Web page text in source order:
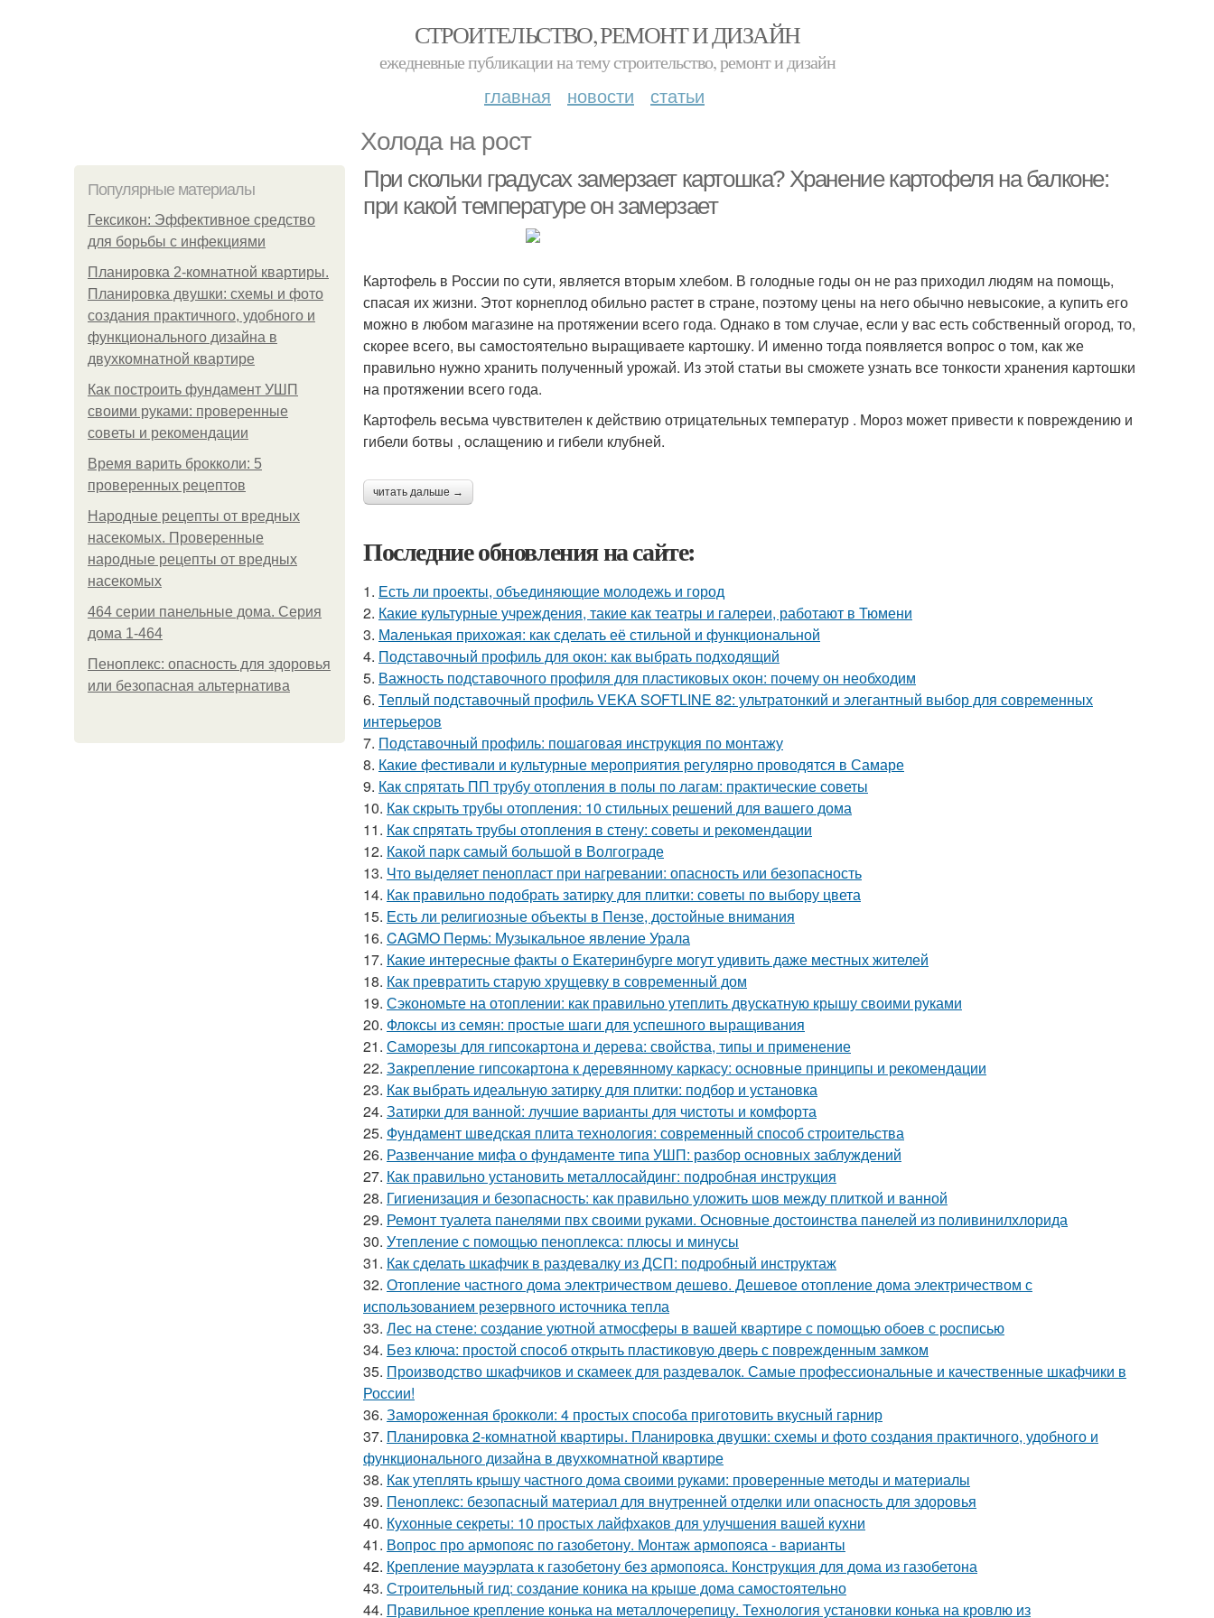
СТРОИТЕЛЬСТВО, РЕМОНТ И ДИЗАЙН
ежедневные публикации на тему строительство, ремонт и дизайн
главная новости статьи
Холода на рост
Популярные материалы
Гексикон: Эффективное средство
для борьбы с инфекциями
Планировка 2-комнатной квартиры.
Планировка двушки: схемы и фото
создания практичного, удобного и
функционального дизайна в
двухкомнатной квартире
Как построить фундамент УШП
своими руками: проверенные
советы и рекомендации
Время варить брокколи: 5
проверенных рецептов
Народные рецепты от вредных
насекомых. Проверенные
народные рецепты от вредных
насекомых
464 серии панельные дома. Серия
дома 1-464
Пеноплекс: опасность для здоровья
или безопасная альтернатива
При скольки градусах замерзает картошка? Хранение картофеля на балконе:
при какой температуре он замерзает
Картофель в России по сути, является вторым хлебом. В голодные годы он не раз приходил людям на помощь,
спасая их жизни. Этот корнеплод обильно растет в стране, поэтому цены на него обычно невысокие, а купить его
можно в любом магазине на протяжении всего года. Однако в том случае, если у вас есть собственный огород, то,
скорее всего, вы самостоятельно выращиваете картошку. И именно тогда появляется вопрос о том, как же
правильно нужно хранить полученный урожай. Из этой статьи вы сможете узнать все тонкости хранения картошки
на протяжении всего года.
Картофель весьма чувствителен к действию отрицательных температур . Мороз может привести к повреждению и
гибели бот­вы , ослащению и гибели клубней.
читать дальше →
Последние обновления на сайте:
1. Есть ли проекты, объединяющие молодежь и город
2. Какие культурные учреждения, такие как театры и галереи, работают в Тюмени
3. Маленькая прихожая: как сделать её стильной и функциональной
4. Подставочный профиль для окон: как выбрать подходящий
5. Важность подставочного профиля для пластиковых окон: почему он необходим
6. Теплый подставочный профиль VEKA SOFTLINE 82: ультратонкий и элегантный выбор для современных
интерьеров
7. Подставочный профиль: пошаговая инструкция по монтажу
8. Какие фестивали и культурные мероприятия регулярно проводятся в Самаре
9. Как спрятать ПП трубу отопления в полы по лагам: практические советы
10. Как скрыть трубы отопления: 10 стильных решений для вашего дома
11. Как спрятать трубы отопления в стену: советы и рекомендации
12. Какой парк самый большой в Волгограде
13. Что выделяет пенопласт при нагревании: опасность или безопасность
14. Как правильно подобрать затирку для плитки: советы по выбору цвета
15. Есть ли религиозные объекты в Пензе, достойные внимания
16. CAGMO Пермь: Музыкальное явление Урала
17. Какие интересные факты о Екатеринбурге могут удивить даже местных жителей
18. Как превратить старую хрущевку в современный дом
19. Сэкономьте на отоплении: как правильно утеплить двускатную крышу своими руками
20. Флоксы из семян: простые шаги для успешного выращивания
21. Саморезы для гипсокартона и дерева: свойства, типы и применение
22. Закрепление гипсокартона к деревянному каркасу: основные принципы и рекомендации
23. Как выбрать идеальную затирку для плитки: подбор и установка
24. Затирки для ванной: лучшие варианты для чистоты и комфорта
25. Фундамент шведская плита технология: современный способ строительства
26. Развенчание мифа о фундаменте типа УШП: разбор основных заблуждений
27. Как правильно установить металлосайдинг: подробная инструкция
28. Гигиенизация и безопасность: как правильно уложить шов между плиткой и ванной
29. Ремонт туалета панелями пвх своими руками. Основные достоинства панелей из поливинилхлорида
30. Утепление с помощью пеноплекса: плюсы и минусы
31. Как сделать шкафчик в раздевалку из ДСП: подробный инструктаж
32. Отопление частного дома электричеством дешево. Дешевое отопление дома электричеством с
использованием резервного источника тепла
33. Лес на стене: создание уютной атмосферы в вашей квартире с помощью обоев с росписью
34. Без ключа: простой способ открыть пластиковую дверь с поврежденным замком
35. Производство шкафчиков и скамеек для раздевалок. Самые профессиональные и качественные шкафчики в
России!
36. Замороженная брокколи: 4 простых способа приготовить вкусный гарнир
37. Планировка 2-комнатной квартиры. Планировка двушки: схемы и фото создания практичного, удобного и
функционального дизайна в двухкомнатной квартире
38. Как утеплять крышу частного дома своими руками: проверенные методы и материалы
39. Пеноплекс: безопасный материал для внутренней отделки или опасность для здоровья
40. Кухонные секреты: 10 простых лайфхаков для улучшения вашей кухни
41. Вопрос про армопояс по газобетону. Монтаж армопояса - варианты
42. Крепление мауэрлата к газобетону без армопояса. Конструкция для дома из газобетона
43. Строительный гид: создание коника на крыше дома самостоятельно
44. Правильное крепление конька на металлочерепицу. Технология установки конька на кровлю из